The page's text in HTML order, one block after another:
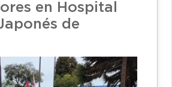
en Hospital
de